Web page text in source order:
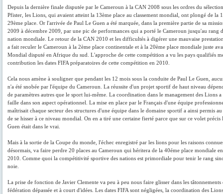
Depuis la dernière finale disputée par le Cameroun à la CAN 2008 sous les ordres du
Pfister, les Lions, qui avaient atteint la 13ème place au classement mondial, ont plongé de la
29ème place. Or l'arrivée de Paul Le Guen a été marquée, dans la première partie de sa
2009 à décembre 2009, par une pic de performances qui a porté le Cameroun jusqu'au rang
nation mondiale. Le retour de la CAN 2010 et les difficultés à digérer une mauvaise
a fait reculer le Cameroun à la 2ème place continentale et à la 20ème place mondiale juste
Mondial disputé en Afrique du sud. L'approche de cette compétition a vu les pays qualifiés
contribution les dates FIFA préparatoires de cette compétition en 2010.
Cela nous amène à souligner que pendant les 12 mois sous la conduite de Paul Le Guen,
n'a été snobée par l'équipe du Cameroun. La réussite d'un projet sportif de haut niveau
de paramètres autres que le sport lui-même. La coordination dans le management des Lions a
faille dans son aspect opérationnel. La mise en place par le Français d'une équipe
maîtrisait chaque secteur des structures d'une équipe dans le domaine sportif a ainsi permis
de se hisser à ce niveau mondial. On en a tiré une certaine fierté parce que sur ce volet précis
Guen était dans le vrai.
Mais à la sortie de la Coupe du monde, l'échec enregistré par les lions pour les raisons
désormais, va faire perdre 20 places au Cameroun qui héritera de la 40éme place mondiale
2010. Comme quoi la compétitivité sportive des nations est primordiale pour tenir le rang
noie.
La prise de fonction de Javier Clemente va peu à peu nous faire glisser dans les tâtonnements
fédération dépassée et à court d'idées. Les dates FIFA sont négligées, la coordination des